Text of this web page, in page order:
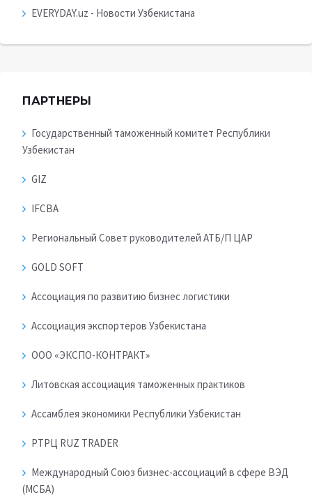
EVERYDAY.uz - Новости Узбекистана
ПАРТНЕРЫ
Государственный таможенный комитет Республики
Узбекистан
GIZ
IFCBA
Региональный Совет руководителей АТБ/П ЦАР
GOLD SOFT
Ассоциация по развитию бизнес логистики
Ассоциация экспортеров Узбекистана
ООО «ЭКСПО-КОНТРАКТ»
Литовская ассоциация таможенных практиков
Ассамблея экономики Республики Узбекистан
РТРЦ RUZ TRADER
Международный Союз бизнес-ассоциаций в сфере ВЭД
(МСБА)